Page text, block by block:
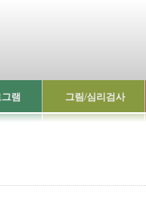
램 그림/심리검사